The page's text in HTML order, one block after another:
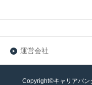
運営会社
Copyright©キャリアバン